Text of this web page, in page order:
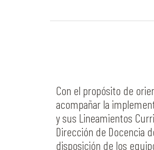
Con el propósito de
acompañar la
y sus Lineamientos
Dirección de Docencia
disposición de los